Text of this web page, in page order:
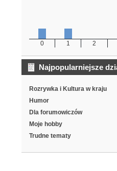
0 1 2
Najpopularniejsze
Rozrywka i Kultura w kraju
Humor
Dla forumowiczów
Moje hobby
Trudne tematy